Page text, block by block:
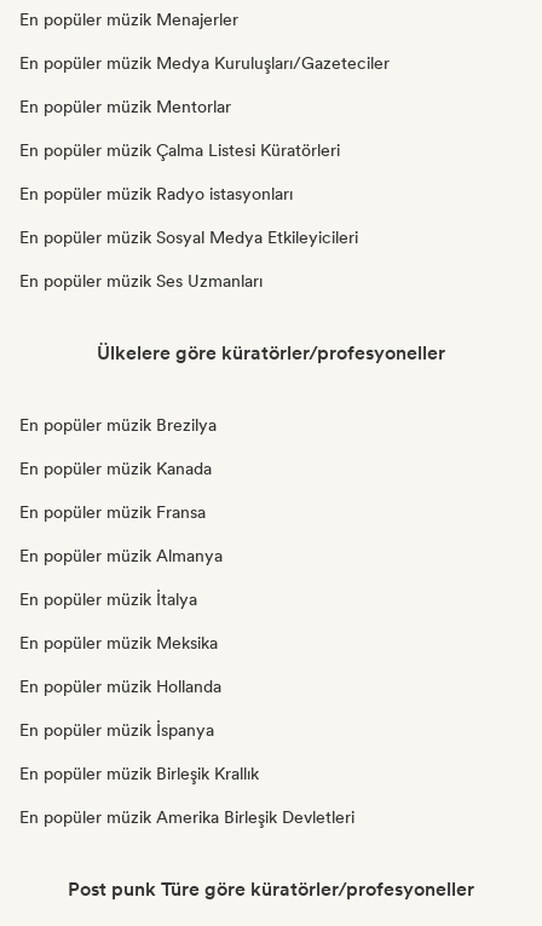
En popüler müzik Menajerler
En popüler müzik Medya Kuruluşları/Gazeteciler
En popüler müzik Mentorlar
En popüler müzik Çalma Listesi Küratörleri
En popüler müzik Radyo istasyonları
En popüler müzik Sosyal Medya Etkileyicileri
En popüler müzik Ses Uzmanları
Ülkelere göre küratörler/profesyoneller
En popüler müzik Brezilya
En popüler müzik Kanada
En popüler müzik Fransa
En popüler müzik Almanya
En popüler müzik İtalya
En popüler müzik Meksika
En popüler müzik Hollanda
En popüler müzik İspanya
En popüler müzik Birleşik Krallık
En popüler müzik Amerika Birleşik Devletleri
Post punk Türe göre küratörler/profesyoneller